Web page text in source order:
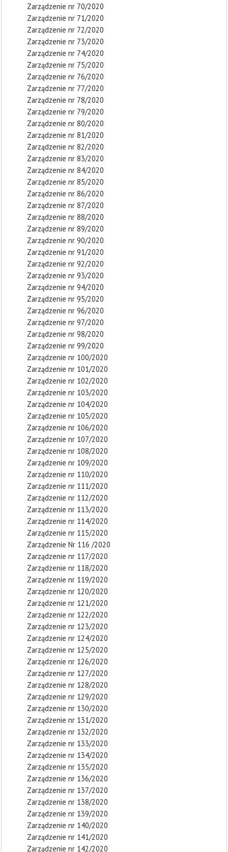
Zarządzenie nr 70/2020
Zarządzenie nr 71/2020
Zarządzenie nr 72/2020
Zarządzenie nr 73/2020
Zarządzenie nr 74/2020
Zarządzenie nr 75/2020
Zarządzenie nr 76/2020
Zarządzenie nr 77/2020
Zarządzenie nr 78/2020
Zarządzenie nr 79/2020
Zarządzenie nr 80/2020
Zarządzenie nr 81/2020
Zarządzenie nr 82/2020
Zarządzenie nr 83/2020
Zarządzenie nr 84/2020
Zarządzenie nr 85/2020
Zarządzenie nr 86/2020
Zarządzenie nr 87/2020
Zarządzenie nr 88/2020
Zarządzenie nr 89/2020
Zarządzenie nr 90/2020
Zarządzenie nr 91/2020
Zarządzenie nr 92/2020
Zarządzenie nr 93/2020
Zarządzenie nr 94/2020
Zarządzenie nr 95/2020
Zarządzenie nr 96/2020
Zarządzenie nr 97/2020
Zarządzenie nr 98/2020
Zarządzenie nr 99/2020
Zarządzenie nr 100/2020
Zarządzenie nr 101/2020
Zarządzenie nr 102/2020
Zarządzenie nr 103/2020
Zarządzenie nr 104/2020
Zarządzenie nr 105/2020
Zarządzenie nr 106/2020
Zarządzenie nr 107/2020
Zarządzenie nr 108/2020
Zarządzenie nr 109/2020
Zarządzenie nr 110/2020
Zarządzenie nr 111/2020
Zarządzenie nr 112/2020
Zarządzenie nr 113/2020
Zarządzenie nr 114/2020
Zarządzenie nr 115/2020
Zarządzenie Nr 116 /2020
Zarządzenie nr 117/2020
Zarządzenie nr 118/2020
Zarządzenie nr 119/2020
Zarządzenie nr 120/2020
Zarządzenie nr 121/2020
Zarządzenie nr 122/2020
Zarządzenie nr 123/2020
Zarządzenie nr 124/2020
Zarządzenie nr 125/2020
Zarządzenie nr 126/2020
Zarządzenie nr 127/2020
Zarządzenie nr 128/2020
Zarządzenie nr 129/2020
Zarządzenie nr 130/2020
Zarządzenie nr 131/2020
Zarządzenie nr 132/2020
Zarządzenie nr 133/2020
Zarządzenie nr 134/2020
Zarządzenie nr 135/2020
Zarządzenie nr 136/2020
Zarządzenie nr 137/2020
Zarządzenie nr 138/2020
Zarządzenie nr 139/2020
Zarządzenie nr 140/2020
Zarządzenie nr 141/2020
Zarządzenie nr 142/2020